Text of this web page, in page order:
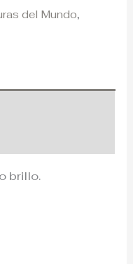
del Mundo,
brillo.